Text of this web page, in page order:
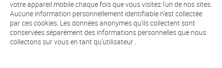
votre appareil mobile chaque fois que vous visitez l'un de nos sites.
Aucune information personnellement identifiable n'est collectée
par ces cookies. Les données anonymes qu'ils collectent sont
conservées séparément des informations personnelles que nous
collectons sur vous en tant qu'utilisateur .